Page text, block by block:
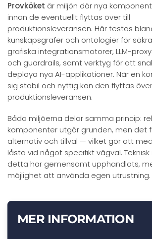
Provköket är miljön där nya
innan de eventuellt flyttas över till
produktionsleveransen. Här testas
kunskapsgrafer och ontologier för
grafiska integrationsmotorer, LLM-
och guardrails, samt verktyg för att
deploya nya AI-applikationer. När en
sig stabil och nyttig kan den flyttas
produktionsleveransen.
Båda miljöerna delar samma princip:
komponenter utgör grunden, men det
alternativ och tillval — vilket gör att
låsta vid något specifikt vägval.
detta har gemensamt upphandlats,
möjlighet att använda egen utrustning.
MER INFORMATION